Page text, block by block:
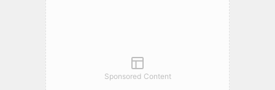
Sponsored Content